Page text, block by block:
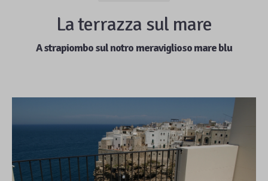
La terrazza sul mare
A strapiombo sul notro meraviglioso mare blu